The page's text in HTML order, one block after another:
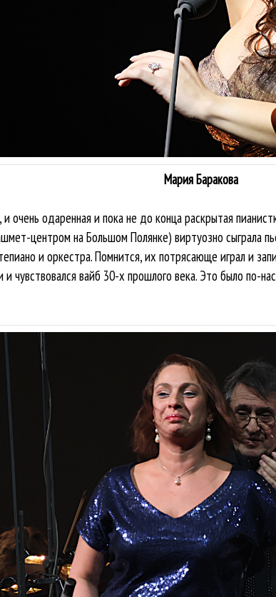
Мария Баракова
очень одаренная и пока не до конца раскрытая
центром на Большом Полянке) виртуозно сыграла
и оркестра. Помнится, их потрясающе играл и
и чувствовался вайб 30-х прошлого века. Это было по-